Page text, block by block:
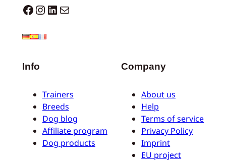
Dogo facebook InstagramLinkedIn E-mail
Info
Trainers
Breeds
Dog blog
Affiliate program
Dog products
Company
About us
Help
Terms of service
Privacy Policy
Imprint
EU project